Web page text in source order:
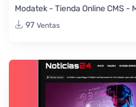
Modatek - Tienda Online CMS -
97 Ventas